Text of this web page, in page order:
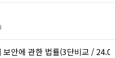
보안에 관한 법률(3단비교 /